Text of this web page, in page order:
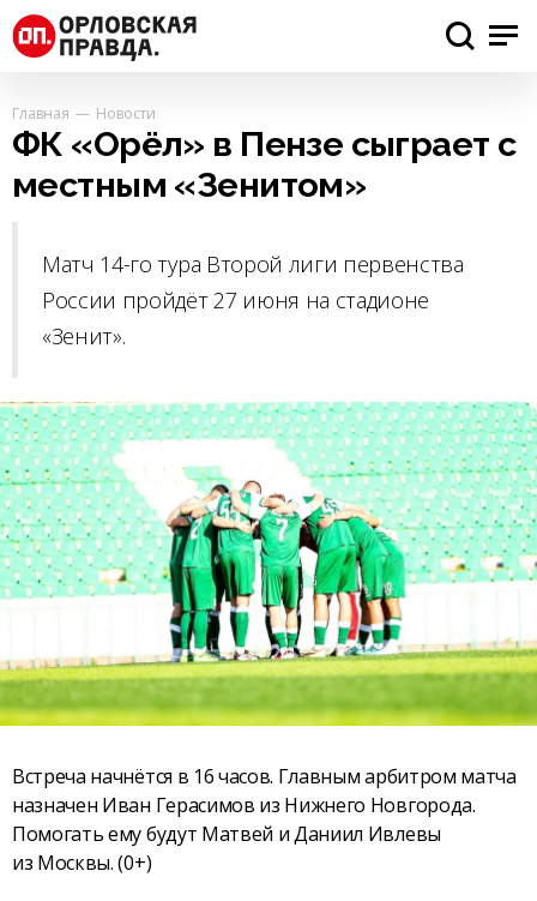
Главная Новости
ФК «Орёл» в Пензе сыграет с
местным «Зенитом»
Матч 14-го тура Второй лиги первенства
России пройдёт 27 июня на стадионе
«Зенит».
Встреча начнётся в 16 часов. Главным арбитром матча
назначен Иван Герасимов из Нижнего Новгорода.
Помогать ему будут Матвей и Даниил Ивлевы
из Москвы. (0+)